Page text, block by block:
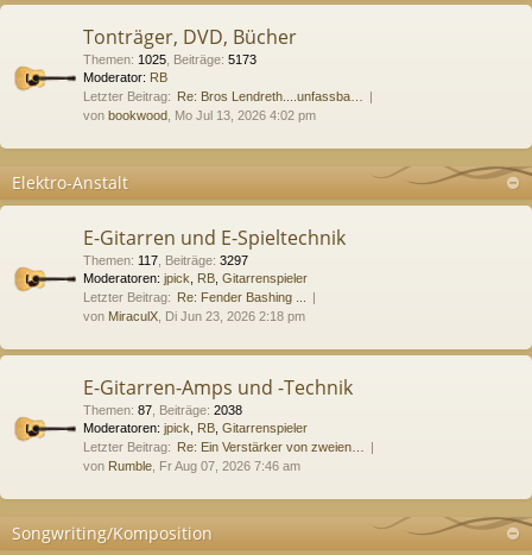
Tonträger, DVD, Bücher
Themen: 1025 Beiträge: 5173
Moderator: RB
Letzter Beitrag: Re: Bros Lendreth....unfassba…
von bookwood , Mo Jul 13, 2026 4:02 pm
Elektro-Anstalt
E-Gitarren und E-Spieltechnik
Themen: 117 Beiträge: 3297
Moderatoren: jpick RB Gitarrenspieler
Letzter Beitrag: Re: Fender Bashing ...
von MiraculX , Di Jun 23, 2026 2:18 pm
E-Gitarren-Amps und -Technik
Themen: 87 Beiträge: 2038
Moderatoren: jpick RB Gitarrenspieler
Letzter Beitrag: Re: Ein Verstärker von zweien…
von Rumble , Fr Aug 07, 2026 7:46 am
Songwriting/Komposition